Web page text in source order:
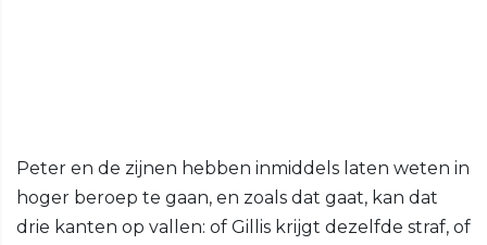
Peter en de zijnen hebben inmiddels laten weten in
hoger beroep te gaan, en zoals dat gaat, kan dat
drie kanten op vallen: of Gillis krijgt dezelfde straf, of